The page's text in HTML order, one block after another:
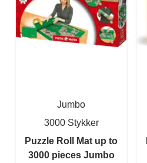
Jumbo
3000 Stykker
Puzzle Roll Mat up to
3000 pieces Jumbo